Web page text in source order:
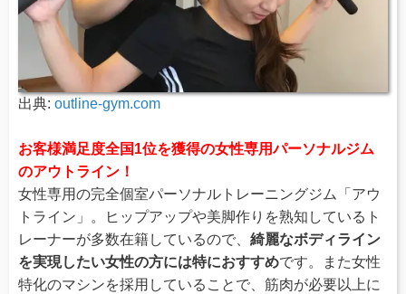
出典: outline-gym.com
お客様満足度全国1位を獲得の女性専用パーソナルジム
のアウトライン！
女性専用の完全個室パーソナルトレーニングジム「アウ
トライン」。ヒップアップや美脚作りを熟知しているト
レーナーが多数在籍しているので、 綺麗なボディライン
を実現したい女性の方には特におすすめです。また女性
特化のマシンを採用していることで、筋肉が必要以上に